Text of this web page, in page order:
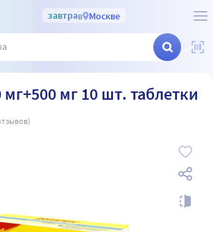
завтрав Москве
мг 10 шт. таблетки